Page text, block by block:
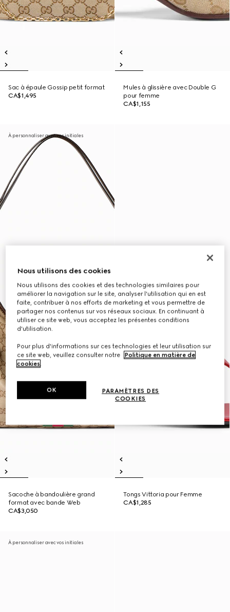
Sac à épaule Gossip petit format
CA$1,495
Mules à glissière avec Double G
pour femme
CA$1,155
À personnaliser avec vos initiales
Sacoche à bandoulière grand
format avec bande Web
CA$3,050
Tongs Vittoria pour Femme
CA$1,285
À personnaliser avec vos initiales
Nous utilisons des cookies
Nous utilisons des cookies et des technologies similaires pour
améliorer la navigation sur le site, analyser l'utilisation qui en est
faite, contribuer à nos efforts de marketing et vous permettre de
partager nos contenus sur vos réseaux sociaux. En continuant à
utiliser ce site web, vous acceptez les présentes conditions
d'utilisation.
Pour plus d'informations sur ces technologies et leur utilisation sur
ce site web, veuillez consulter notre
Politique en matière de
cookies.
PARAMÈTRES DES
COOKIES
OK